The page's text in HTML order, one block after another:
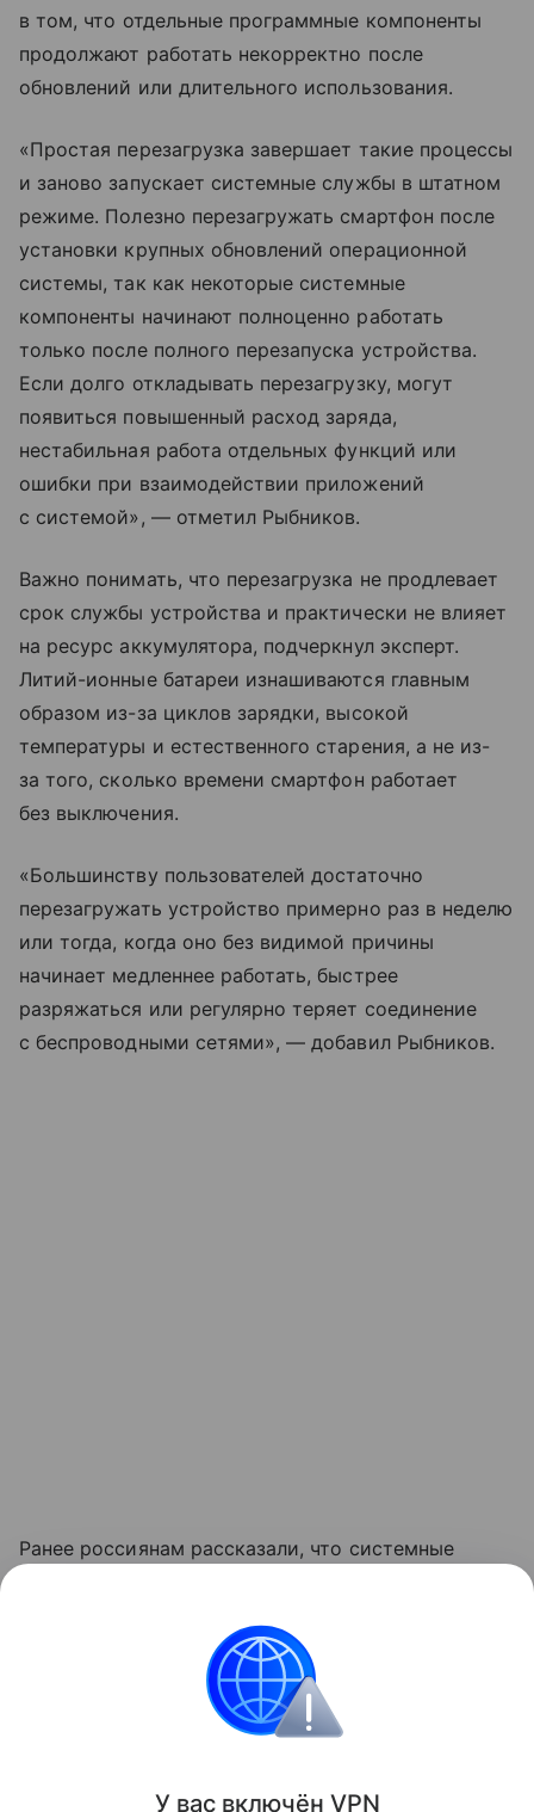
в том, что отдельные программные компоненты
продолжают работать некорректно после
обновлений или длительного использования.
«Простая перезагрузка завершает такие процессы
и заново запускает системные службы в штатном
режиме. Полезно перезагружать смартфон после
установки крупных обновлений операционной
системы, так как некоторые системные
компоненты начинают полноценно работать
только после полного перезапуска устройства.
Если долго откладывать перезагрузку, могут
появиться повышенный расход заряда,
нестабильная работа отдельных функций или
ошибки при взаимодействии приложений
с системой», — отметил Рыбников.
Важно понимать, что перезагрузка не продлевает
срок службы устройства и практически не влияет
на ресурс аккумулятора, подчеркнул эксперт.
Литий-ионные батареи изнашиваются главным
образом из-за циклов зарядки, высокой
температуры и естественного старения, а не из-
за того, сколько времени смартфон работает
без выключения.
«Большинству пользователей достаточно
перезагружать устройство примерно раз в неделю
или тогда, когда оно без видимой причины
начинает медленнее работать, быстрее
разряжаться или регулярно теряет соединение
с беспроводными сетями», — добавил Рыбников.
Ранее россиянам рассказали, что системные
Поделиться
У вас включён VPN